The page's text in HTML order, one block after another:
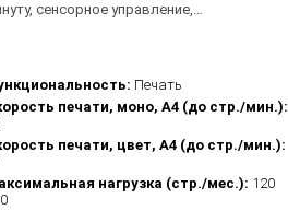
сенсорное управление,…
Печать
печати, моно, А4 (до стр./мин.):
печати, цвет, А4 (до стр./мин.):
нагрузка (стр./мес.): 120